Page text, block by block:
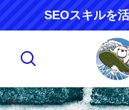
SEOスキルを
ホーム つじもん